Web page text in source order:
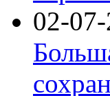
02-